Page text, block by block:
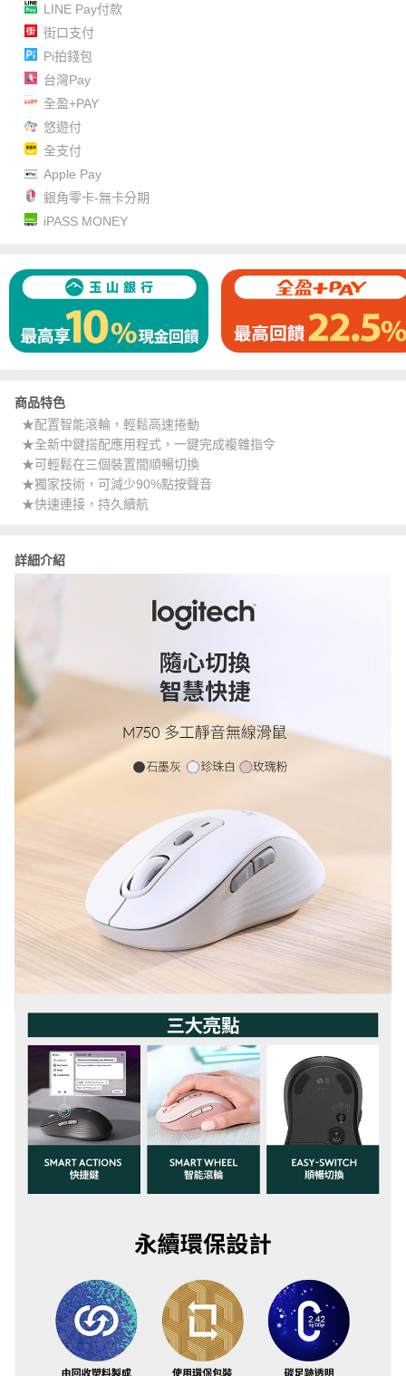
LINE Pay付款
街口支付
Pi拍錢包
台灣Pay
全盈+PAY
悠遊付
全支付
Apple Pay
銀角零卡-無卡分期
iPASS MONEY
商品特色
★配置智能滾輪，輕鬆高速捲動
★全新中鍵搭配應用程式，一鍵完成複雜指令
★可輕鬆在三個裝置間順暢切換
★獨家技術，可減少90%點按聲音
★快速連接，持久續航
詳細介紹